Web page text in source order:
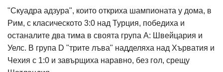
"Скуадра адзура", които откриха шампионата у дома, в
Рим, с класическото 3:0 над Турция, победиха и
останалите два тима в своята група А: Швейцария и
Уелс. В група D "трите лъва" надделяха над Хърватия и
Чехия с 1:0 и завърщиха наравно, без гол, срещу